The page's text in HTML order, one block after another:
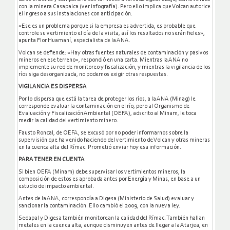
con la minera Casapalca (ver infografía). Pero ello implica que Volcan autorice
el ingreso a sus instalaciones con anticipación.
«Ese es un problema porque si la empresa es advertida, es probable que
controle su vertimiento el día de la visita, así los resultados no serán fieles»,
apunta Flor Huamaní, especialista de la ANA.
Volcan se defiende: «Hay otras fuentes naturales de contaminación y pasivos
mineros en ese terreno», respondió en una carta. Mientras la ANA no
implemente su red de monitoreo y fiscalización, y mientras la vigilancia de los
ríos siga desorganizada, no podemos exigir otras respuestas.
VIGILANCIA ES DISPERSA
Por lo dispersa que está la tarea de proteger los ríos, a la ANA (Minag) le
corresponde evaluar la contaminación en el río, pero al Organismo de
Evaluación y Fiscalización Ambiental (OEFA), adscrito al Minam, le toca
medir la calidad del vertimiento minero.
Fausto Roncal, de OEFA, se excusó por no poder informarnos sobre la
supervisión que ha venido haciendo del vertimiento de Volcan y otras mineras
en la cuenca alta del Rímac. Prometió enviar hoy esa información.
PARA TENER EN CUENTA
Si bien OEFA (Minam) debe supervisar los vertimientos mineros, la
composición de estos es aprobada antes por Energía y Minas, en base a un
estudio de impacto ambiental.
Antes de la ANA, correspondía a Digesa (Ministerio de Salud) evaluar y
sancionar la contaminación. Ello cambió el 2009, con la nueva ley.
Sedapal y Digesa también monitorean la calidad del Rímac. También hallan
metales en la cuenca alta, aunque disminuyen antes de llegar a la Atarjea, en